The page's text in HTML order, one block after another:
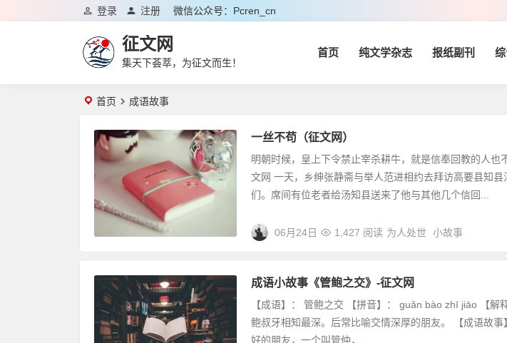
微信公众号：pcren_cn
登录 注册
征文网
集天下荟萃，为征文而生！
首页 纯文学杂志 报纸副刊
首页 成语故事
一丝不苟（征文网）
明朝时候，皇上下令禁止宰杀耕牛，就是信奉回教的人也
文网 一天，乡绅张静斋与举人范进相约去拜访高要县知
们。席间有位老者给汤知县送来了他与其他几个信回...
06月24日 1,427 阅读 为人处世 小故事
成语小故事《管鲍之交》-征文网
【成语】： 管鲍之交 【拼音】： guǎn bào zhī jiāo 【解
鲍叔牙相知最深。后常比喻交情深厚的朋友。 【成语故
好的朋友，一个叫管仲，...